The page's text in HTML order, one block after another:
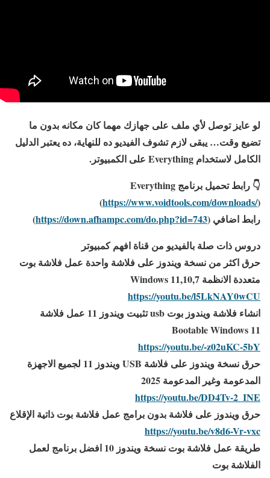
لو عايز توصل لأي ملف على جهازك مهما كان مكانه بدون ما
تضيع وقت… يبقى لازم تشوف الفيديو ده للنهاية، ده يعتبر الدليل
الكامل لاستخدام Everything على الكمبيوتر.
👇 رابط تحميل برنامج Everything
(https://www.voidtools.com/downloads/)
رابط اضافي (
https://down.afhampc.com/do.php?id=743
)
دروس ذات صلة بالفيديو من قناة افهم كمبيوتر
حرق اكثر من نسخة ويندوز على فلاشة واحدة عمل فلاشة بوت
متعددة الانظمة Windows 11,10,7
https://youtu.be/l5LkNAY0wCU
انشاء فلاشة ويندوز بوت usb تثبيت ويندوز 11 عمل فلاشة
Bootable Windows 11
https://youtu.be/-z02uKC-5bY
حرق نسخة ويندوز على فلاشة USB ويندوز 11 لجميع الاجهزة
المدعومة وغير المدعومة 2025
https://youtu.be/DD4Tv-2_INE
حرق ويندوز على فلاشة بدون برامج عمل فلاشة بوت ذاتية الإقلاع
https://youtu.be/v8d6-Vr-vxc
طريقة عمل فلاشة بوت نسخة ويندوز 10 افضل برنامج لعمل
الفلاشة بوت